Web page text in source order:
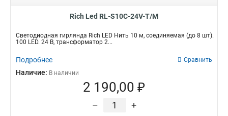
Rich Led RL-S10C-24V-T/M
Светодиодная гирлянда Rich LED Нить 10 м, соединяемая (до 8 шт).
100 LED. 24 B, трансформатор 2...
Подробнее Сравнить
Наличие: В наличии
2 190,00 ₽
– +